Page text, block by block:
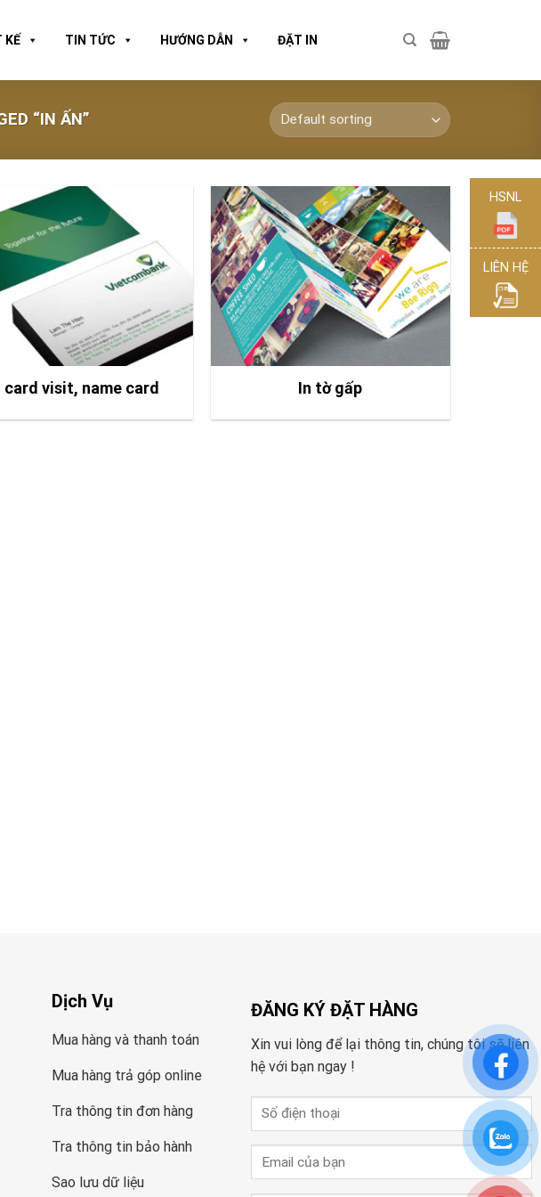
KẾ TIN TỨC HƯỚNG DẪN ĐẶT IN
“IN ẤN”
card visit, name card In tờ gấp
Dịch Vụ
Mua hàng và thanh toán
Mua hàng trả góp online
Tra thông tin đơn hàng
Tra thông tin bảo hành
Sao lưu dữ liệu
ĐĂNG KÝ ĐẶT HÀNG
Xin vui lòng để lại thông tin, chúng tôi sẽ liên
hệ với bạn ngay !
HSNL
LIÊN HỆ